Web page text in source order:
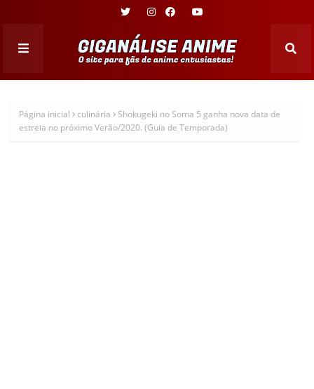
Página inicial culinária
Shokugeki no Soma 5 ganha nova data de
estreia no próximo Verão/2020. (Guia de Temporada)